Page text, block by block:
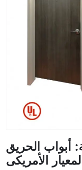
أبواب الحريق
الأمريكى